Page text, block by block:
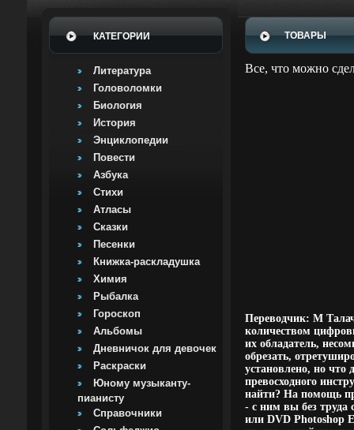
КАТЕГОРИИ
Литература
Головоломки
Биология
История
Энциклопедии
Повести
Азбука
Стихи
Атласы
Сказки
Песенки
Книжка-раскладушка
Химия
Рыбалка
Гороскоп
Альбомы
Дневничок для девочек
Раскраски
Юному музыканту-
пианисту
Справочники
ТОВАРЫ
Все, что можно
Переводчик: М
количеством
их обладатель,
обрезать,
установлено, но что
превосходного
найти? На помощь
- с ним вы без труда
или DVD Photoshop